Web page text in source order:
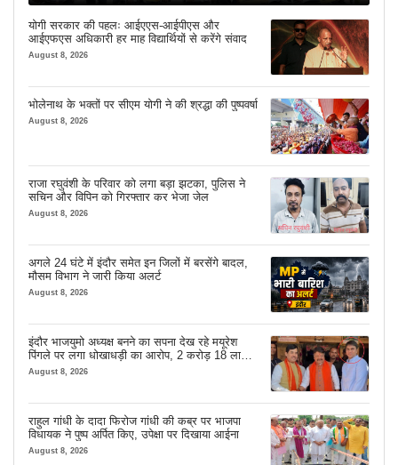
योगी सरकार की पहलः आईएएस-आईपीएस और
आईएफएस अधिकारी हर माह विद्यार्थियों से करेंगे संवाद
August 8, 2026
भोलेनाथ के भक्तों पर सीएम योगी ने की श्रद्धा की पुष्पवर्षा
August 8, 2026
राजा रघुवंशी के परिवार को लगा बड़ा झटका, पुलिस ने
सचिन और विपिन को गिरफ्तार कर भेजा जेल
August 8, 2026
अगले 24 घंटे में इंदौर समेत इन जिलों में बरसेंगे बादल,
मौसम विभाग ने जारी किया अलर्ट
August 8, 2026
इंदौर भाजयुमो अध्यक्ष बनने का सपना देख रहे मयूरेश
पिंगले पर लगा धोखाधड़ी का आरोप, 2 करोड़ 18 लाख
लेने के बाद भी नहीं दिया जमीन का कब्जा
August 8, 2026
राहुल गांधी के दादा फिरोज गांधी की कब्र पर भाजपा
विधायक ने पुष्प अर्पित किए, उपेक्षा पर दिखाया आईना
August 8, 2026